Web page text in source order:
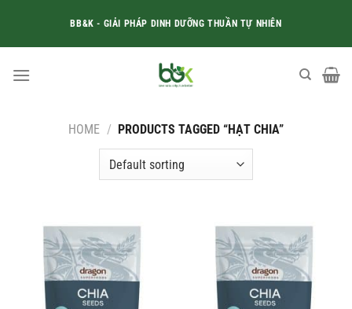
content
BB&K - GIẢI PHÁP DINH DƯỠNG THUẦN TỰ NHIÊN
HOME / PRODUCTS TAGGED “HẠT CHIA”